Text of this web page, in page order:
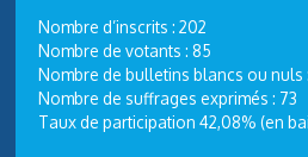
Nombre d’inscrits : 202
Nombre de votants : 85
Nombre de bulletins blancs ou nuls :
Nombre de suffrages exprimés : 73
Taux de participation 42,08% (en